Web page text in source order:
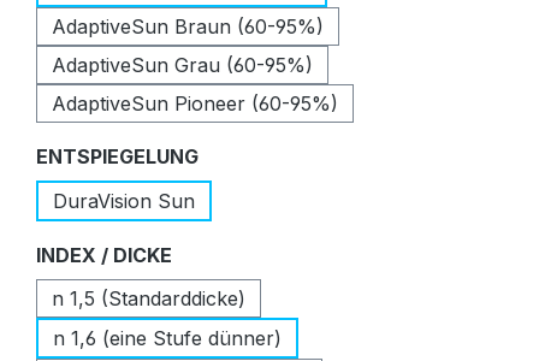
AdaptiveSun Braun (60-95%)
AdaptiveSun Grau (60-95%)
AdaptiveSun Pioneer (60-95%)
ENTSPIEGELUNGauswählen
DuraVision Sun
INDEX / DICKE
n 1,5 (Standarddicke)
n 1,6 (eine Stufe dünner)